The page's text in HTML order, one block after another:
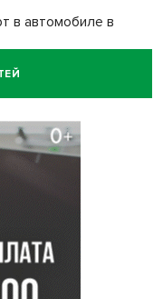
в автомобиле в